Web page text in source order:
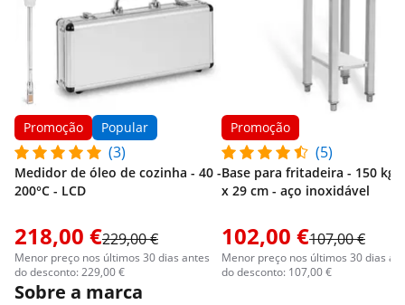
Promoção Popular
(3)
Medidor de óleo de cozinha - 40 -
200°C - LCD
218,00 €229,00 €
Menor preço nos últimos 30 dias antes
do desconto: 229,00 €
Promoção
(5)
Base para fritadeira - 150 kg
x 29 cm - aço inoxidável
102,00 €107,00 €
Menor preço nos últimos 30 dias
do desconto: 107,00 €
Sobre a marca